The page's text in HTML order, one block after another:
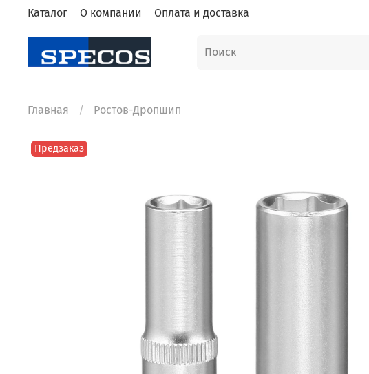
Каталог О компании Оплата и доставка
Главная Ростов-Дропшип
Предзаказ